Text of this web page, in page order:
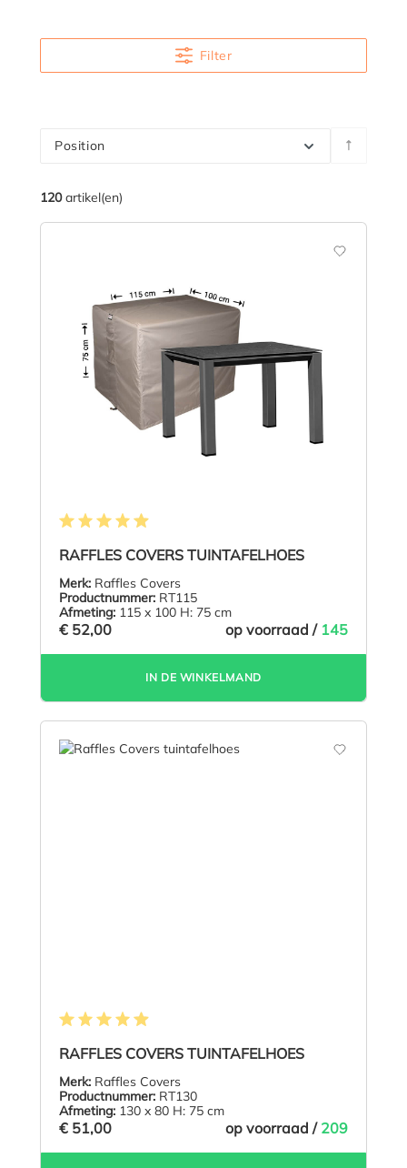
Filter
Position
120artikel(en)
RAFFLES COVERS TUINTAFELHOES
Merk: Raffles Covers
Productnummer: RT115
Afmeting: 115 x 100 H: 75 cm
€ 52,00 op voorraad / 145
IN DE WINKELMAND
RAFFLES COVERS TUINTAFELHOES
Merk: Raffles Covers
Productnummer: RT130
Afmeting: 130 x 80 H: 75 cm
€ 51,00 op voorraad / 209